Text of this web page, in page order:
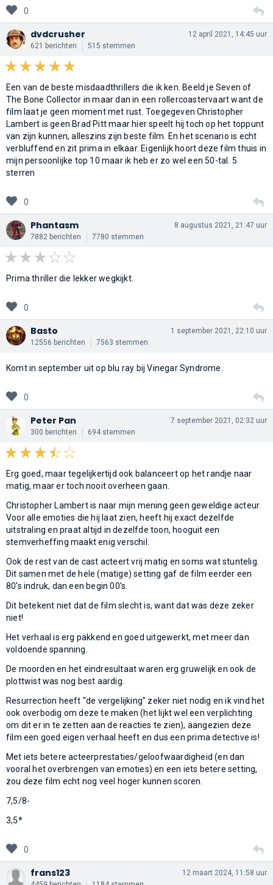
0
dvdcrusher
621 berichten 515 stemmen
12 april 2021, 14:45 uur
Een van de beste misdaadthrillers die ik ken. Beeld je Seven of
The Bone Collector in maar dan in een rollercoastervaart want de
film laat je geen moment met rust. Toegegeven Christopher
Lambert is geen Brad Pitt maar hier speelt hij toch op het toppunt
van zijn kunnen, alleszins zijn beste film. En het scenario is echt
verbluffend en zit prima in elkaar. Eigenlijk hoort deze film thuis in
mijn persoonlijke top 10 maar ik heb er zo wel een 50-tal. 5
sterren
0
Phantasm
7882 berichten 7780 stemmen
8 augustus 2021, 21:47 uur
Prima thriller die lekker wegkijkt.
0
Basto
12556 berichten 7563 stemmen
1 september 2021, 22:10 uur
Komt in september uit op blu ray bij Vinegar Syndrome.
0
Peter Pan
300 berichten 694 stemmen
7 september 2021, 02:32 uur
Erg goed, maar tegelijkertijd ook balanceert op het randje naar
matig, maar er toch nooit overheen gaan.
Christopher Lambert is naar mijn mening geen geweldige acteur.
Voor alle emoties die hij laat zien, heeft hij exact dezelfde
uitstraling en praat altijd in dezelfde toon, hooguit een
stemverheffing maakt enig verschil.
Ook de rest van de cast acteert vrij matig en soms wat stuntelig.
Dit samen met de hele (matige) setting gaf de film eerder een
80's indruk, dan een begin 00's.
Dit betekent niet dat de film slecht is, want dat was deze zeker
niet!
Het verhaal is erg pakkend en goed uitgewerkt, met meer dan
voldoende spanning.
De moorden en het eindresultaat waren erg gruwelijk en ook de
plottwist was nog best aardig.
Resurrection heeft "de vergelijking" zeker niet nodig en ik vind het
ook overbodig om deze te maken (het lijkt wel een verplichting
om dit er in te zetten aan de reacties te zien), aangezien deze
film een goed eigen verhaal heeft en dus een prima detective is!
Met iets betere acteerprestaties/geloofwaardigheid (en dan
vooral het overbrengen van emoties) en een iets betere setting,
zou deze film echt nog veel hoger kunnen scoren.
7,5/8-
3,5*
0
frans123 12 maart 2024, 11:58 uur